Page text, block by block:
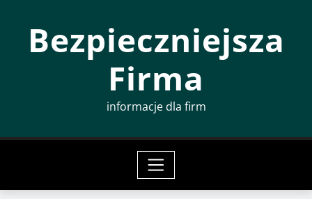
Bezpieczniejsza
Firma
informacje dla firm